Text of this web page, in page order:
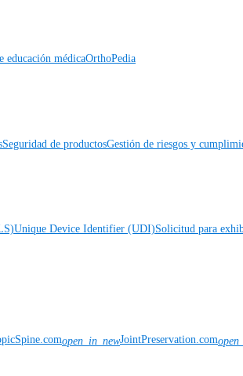
educación médicaOrthoPedia
Seguridad de productosGestión de riesgos y
Unique Device Identifier (UDI)Solicitud para
open_in_newJointPreservation.com